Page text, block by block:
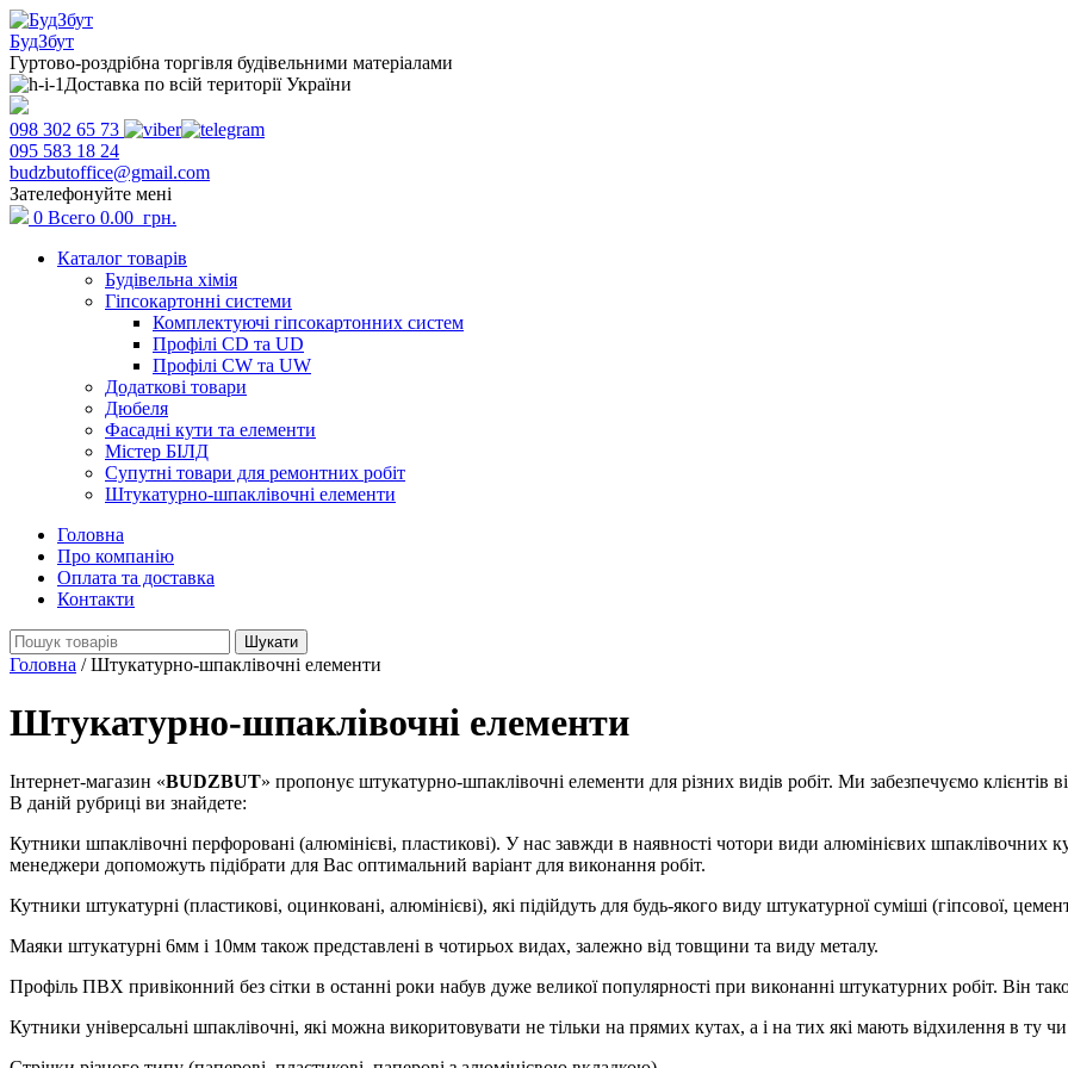
БудЗбут
Гуртово-роздрібна торгівля будівельними матеріалами
Доставка по всій території України
098 302 65 73
095 583 18 24
budzbutoffice@gmail.com
Зателефонуйте мені
0 Всего 0.00 грн.
Каталог товарів
Будівельна хімія
Гіпсокартонні системи
Комплектуючі гіпсокартонних систем
Профілі CD та UD
Профілі CW та UW
Додаткові товари
Дюбеля
Фасадні кути та елементи
Містер БІЛД
Супутні товари для ремонтних робіт
Штукатурно-шпаклівочні елементи
Головна
Про компанію
Оплата та доставка
Контакти
Search
for:
Головна /Штукатурно-шпаклівочні елементи
Штукатурно-шпаклівочні елементи
Інтернет-магазин «BUDZBUT» пропонує штукатурно-шпаклівочні елементи для різних видів робіт. Ми забезпечуємо клієнтів
В даній рубриці ви знайдете:
Кутники шпаклівочні перфоровані (алюмінієві, пластикові). У нас завжди в наявності чотори види алюмінієвих шпаклівочних
менеджери допоможуть підібрати для Вас оптимальний варіант для виконання робіт.
Кутники штукатурні (пластикові, оцинковані, алюмінієві), які підійдуть для будь-якого виду штукатурної суміші (гіпсової,
Маяки штукатурні 6мм і 10мм також представлені в чотирьох видах, залежно від товщини та виду металу.
Профіль ПВХ привіконний без сітки в останні роки набув дуже великої популярності при виконанні штукатурних робіт. Він
Кутники універсальні шпаклівочні, які можна викоритовувати не тільки на прямих кутах, а і на тих які мають відхилення в ту